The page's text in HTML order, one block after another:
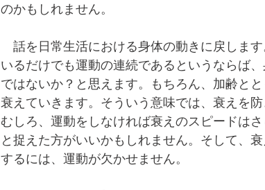
のかもしれません。
話を日常生活における身体の動きに戻しま
いるだけでも運動の連続であるというならば
ではないか？と思えます。もちろん、加齢と
衰えていきます。そういう意味では、衰えを防
むしろ、運動をしなければ衰えのスピードはさ
と捉えた方がいいかもしれません。そして、
するには、運動が欠かせません。